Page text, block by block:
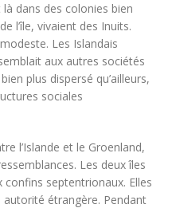
dans des colonies bien
l’île, vivaient des Inuits.
Les Islandais
aux autres sociétés
plus dispersé qu’ailleurs,
sociales
l’Islande et le Groenland,
Les deux îles
septentrionaux. Elles
étrangère. Pendant